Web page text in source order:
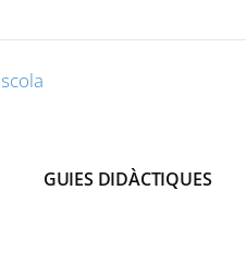
GUIES DIDÀCTIQUES